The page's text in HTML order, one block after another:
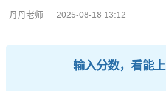
丹丹老师 2025-08-18 13:12
输入分数，看能